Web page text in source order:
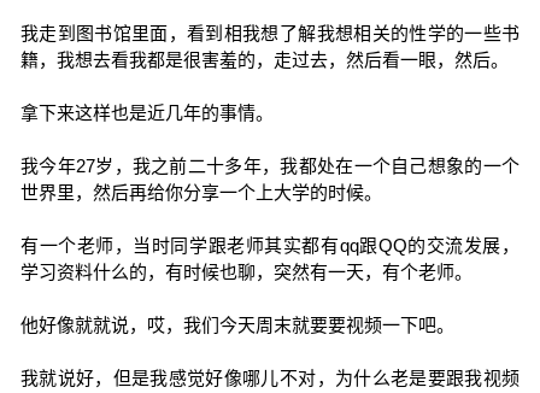
我走到图书馆里面，看到相我想了解我想相关的性学的一些书
籍，我想去看我都是很害羞的，走过去，然后看一眼，然后。
拿下来这样也是近几年的事情。
我今年27岁，我之前二十多年，我都处在一个自己想象的一个
世界里，然后再给你分享一个上大学的时候。
有一个老师，当时同学跟老师其实都有qq跟QQ的交流发展，
学习资料什么的，有时候也聊，突然有一天，有个老师。
他好像就就说，哎，我们今天周末就要要视频一下吧。
我就说好，但是我感觉好像哪儿不对，为什么老是要跟我视频